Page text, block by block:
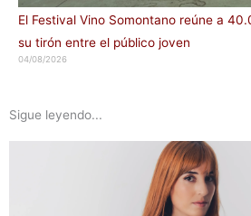
El Festival Vino Somontano reúne a
su tirón entre el público joven
04/08/2026
Sigue leyendo...